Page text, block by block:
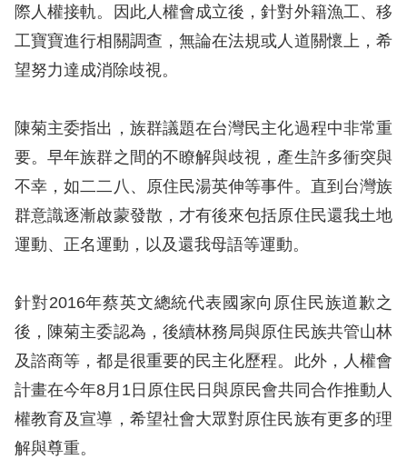
料
庫
礙
快
捷
鍵
請
選
擇
語
言
兒少版
際人權接軌。因此人權會成立後，針對外籍漁工、移
工寶寶進行相關調查，無論在法規或人道關懷上，希
望努力達成消除歧視。
陳菊主委指出，族群議題在台灣民主化過程中非常重
要。早年族群之間的不瞭解與歧視，產生許多衝突與
不幸，如二二八、原住民湯英伸等事件。直到台灣族
群意識逐漸啟蒙發散，才有後來包括原住民還我土地
運動、正名運動，以及還我母語等運動。
針對2016年蔡英文總統代表國家向原住民族道歉之
後，陳菊主委認為，後續林務局與原住民族共管山林
及諮商等，都是很重要的民主化歷程。此外，人權會
計畫在今年8月1日原住民日與原民會共同合作推動人
權教育及宣導，希望社會大眾對原住民族有更多的理
解與尊重。